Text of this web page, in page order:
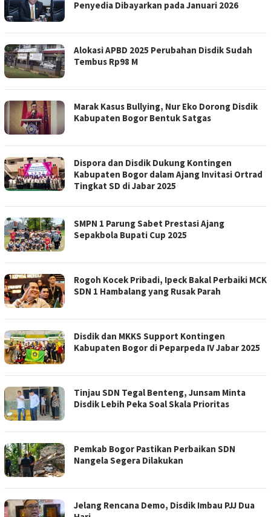
Penyedia Dibayarkan pada Januari 2026
Alokasi APBD 2025 Perubahan Disdik Sudah
Tembus Rp98 M
Marak Kasus Bullying, Nur Eko Dorong Disdik
Kabupaten Bogor Bentuk Satgas
Dispora dan Disdik Dukung Kontingen
Kabupaten Bogor dalam Ajang Invitasi Ortrad
Tingkat SD di Jabar 2025
SMPN 1 Parung Sabet Prestasi Ajang
Sepakbola Bupati Cup 2025
Rogoh Kocek Pribadi, Ipeck Bakal Perbaiki MCK
SDN 1 Hambalang yang Rusak Parah
Disdik dan MKKS Support Kontingen
Kabupaten Bogor di Peparpeda IV Jabar 2025
Tinjau SDN Tegal Benteng, Junsam Minta
Disdik Lebih Peka Soal Skala Prioritas
Pemkab Bogor Pastikan Perbaikan SDN
Nangela Segera Dilakukan
Jelang Rencana Demo, Disdik Imbau PJJ Dua